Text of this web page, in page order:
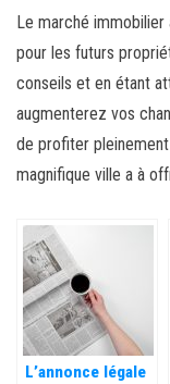
Le marché
pour les futurs
conseils et en étant
augmenterez vos
de profiter
magnifique ville a à
L’annonce légale